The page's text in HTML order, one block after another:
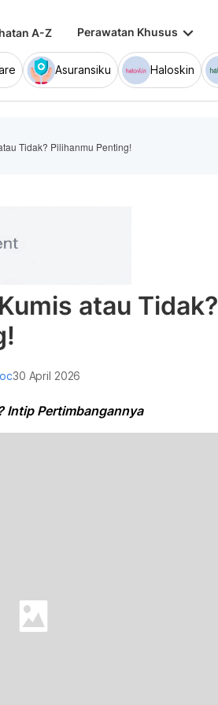
A-Z Perawatan Khusus keyboard_arrow_down
Asuransiku Haloskin
Tidak? Pilihanmu Penting!
atau Tidak?
30 April 2026
Intip Pertimbangannya